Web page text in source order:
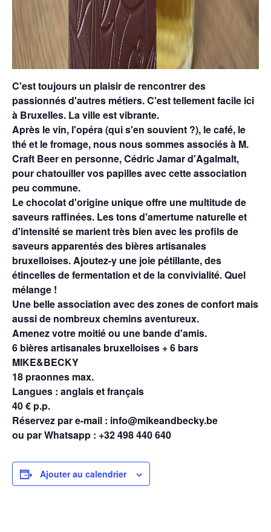
C'est toujours un plaisir de rencontrer des
passionnés d'autres métiers. C'est tellement facile ici
à Bruxelles. La ville est vibrante.
Après le vin, l'opéra (qui s'en souvient ?), le café, le
thé et le fromage, nous nous sommes associés à M.
Craft Beer en personne, Cédric Jamar d'Agalmalt,
pour chatouiller vos papilles avec cette association
peu commune.
Le chocolat d'origine unique offre une multitude de
saveurs raffinées. Les tons d'amertume naturelle et
d'intensité se marient très bien avec les profils de
saveurs apparentés des bières artisanales
bruxelloises. Ajoutez-y une joie pétillante, des
étincelles de fermentation et de la convivialité. Quel
mélange !
Une belle association avec des zones de confort mais
aussi de nombreux chemins aventureux.
Amenez votre moitié ou une bande d'amis.
6 bières artisanales bruxelloises + 6 bars
MIKE&BECKY
18 praonnes max.
Langues : anglais et français
40 € p.p.
Réservez par e-mail : info@mikeandbecky.be
ou par Whatsapp : +32 498 440 640
Ajouter au calendrier